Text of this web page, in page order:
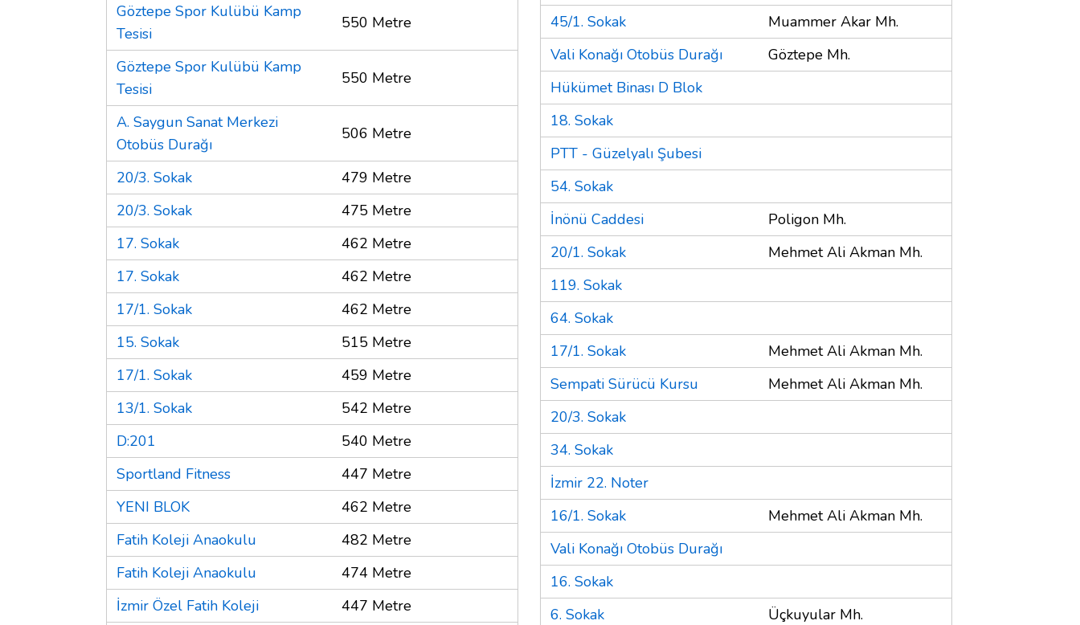
Göztepe Spor Kulübü Kamp
Tesisi
550 Metre
Göztepe Spor Kulübü Kamp
Tesisi
550 Metre
A. Saygun Sanat Merkezi
Otobüs Durağı
506 Metre
20/3. Sokak
479 Metre
20/3. Sokak
475 Metre
17. Sokak
462 Metre
17. Sokak
462 Metre
17/1. Sokak
462 Metre
15. Sokak
515 Metre
17/1. Sokak
459 Metre
13/1. Sokak
542 Metre
D:201
540 Metre
Sportland Fitness
447 Metre
YENI BLOK
462 Metre
Fatih Koleji Anaokulu
482 Metre
Fatih Koleji Anaokulu
474 Metre
İzmir Özel Fatih Koleji
447 Metre
45/1. Sokak
Muammer Akar Mh.
Vali Konağı Otobüs Durağı
Göztepe Mh.
Hükümet Binası D Blok
18. Sokak
PTT - Güzelyalı Şubesi
54. Sokak
İnönü Caddesi
Poligon Mh.
20/1. Sokak
Mehmet Ali Akman Mh.
119. Sokak
64. Sokak
17/1. Sokak
Mehmet Ali Akman Mh.
Sempati Sürücü Kursu
Mehmet Ali Akman Mh.
20/3. Sokak
34. Sokak
İzmir 22. Noter
16/1. Sokak
Mehmet Ali Akman Mh.
Vali Konağı Otobüs Durağı
16. Sokak
6. Sokak
Üçkuyular Mh.